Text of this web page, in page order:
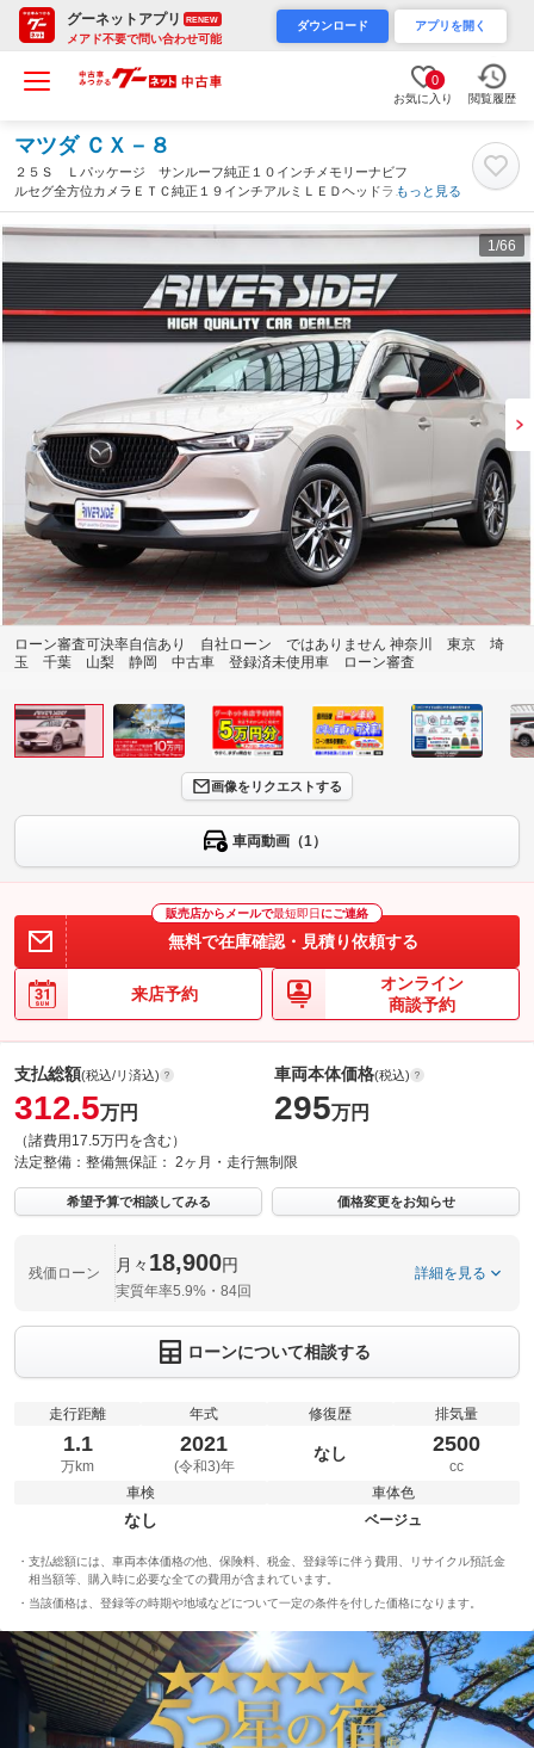
グーネットアプリ RENEW
メアド不要で問い合わせ可能
ダウンロード アプリを開く
0
お気に入り 閲覧履歴
マツダ ＣＸ－８
２５Ｓ Ｌパッケージ サンルーフ純正１０インチメモリーナビフ
ルセグ全方位カメラＥＴＣ純正１９インチアルミＬＥＤヘッドライ
ト＆フォグ赤革電動シート後席シートヒーターＢＯＳＥサウンドレ
ーダークルコン（神奈川県）
もっと見る
1 /66
ローン審査可決率自信あり 自社ローン ではありません 神奈川 東京 埼
玉 千葉 山梨 静岡 中古車 登録済未使用車 ローン審査
画像をリクエストする
車両動画（1）
販売店からメールで最短即日 にご連絡
無料で在庫確認・見積り依頼する
来店予約
オンライン
商談予約
支払総額(税込/リ済込)
312.5万円
（諸費用17.5万円を含む）
車両本体価格(税込)
295万円
法定整備： 整備無保証： 2ヶ月・走行無制限
希望予算で相談してみる 価格変更をお知らせ
残価ローン 月々 18,900円
実質年率5.9%・84回
詳細を見る
ローンについて相談する
走行距離
1.1
万km
年式
2021
(令和3)年
修復歴
なし
排気量
2500
cc
車検
なし
車体色
ベージュ
支払総額には、車両本体価格の他、保険料、税金、登録等に伴う費用、リサイクル預託金
相当額等、購入時に必要な全ての費用が含まれています。
当該価格は、登録等の時期や地域などについて一定の条件を付した価格になります。